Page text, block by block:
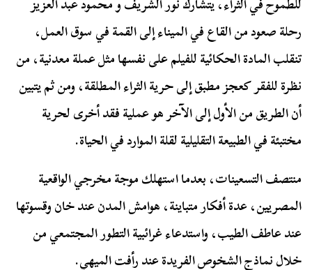
رحلة صعود من القاع في الميناء إلى القمة في سوق العمل،
تنقلب المادة الحكائية للفيلم على نفسها مثل عملة معدنية، من
نظرة للفقر كعجز مطبق إلى حرية الثراء المطلقة، ومن ثم يتبين
أن الطريق من الأول إلى الآخر هو عملية فقد أخرى لحرية
مختبئة في الطبيعة التقليلية لقلة الموارد في الحياة.
منتصف التسعينات، بعدما استهلك موجة مخرجي الواقعية
المصريين، عدة أفكار متباينة، هوامش المدن عند خان وقسوتها
عند عاطف الطيب، واستدعاء غرائبية التطور المجتمعي من
خلال نماذج الشخوص الفريدة عند رأفت الميهي.